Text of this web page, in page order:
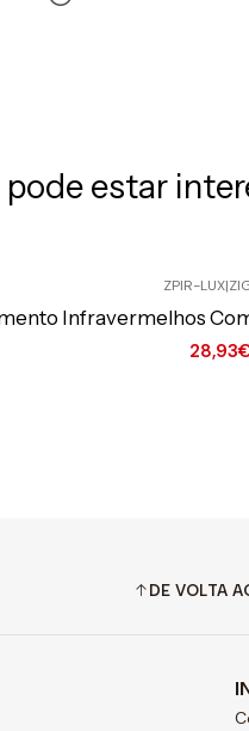
estar
ZPIR-LUX|
Infravermelhos
DE VOLTA